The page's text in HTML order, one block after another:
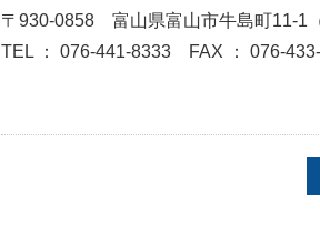
〒930-0858 富山県富山市牛島町11-1
TEL ： 076-441-8333
FAX ： 076-